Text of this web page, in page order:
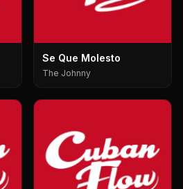
Se Que Molesto
The Johnny